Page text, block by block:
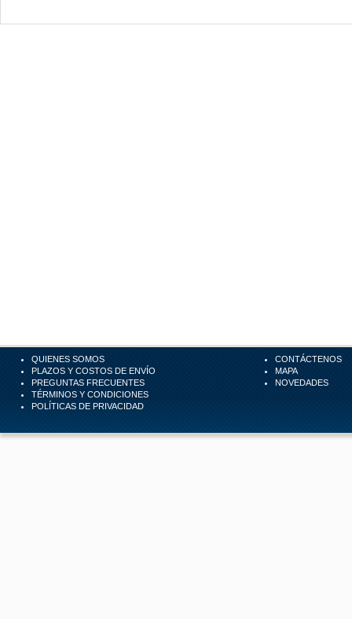
QUIENES SOMOS
PLAZOS Y COSTOS DE ENVÍO
PREGUNTAS FRECUENTES
TÉRMINOS Y CONDICIONES
POLÍTICAS DE PRIVACIDAD
CONTÁCTENOS
MAPA
NOVEDADES